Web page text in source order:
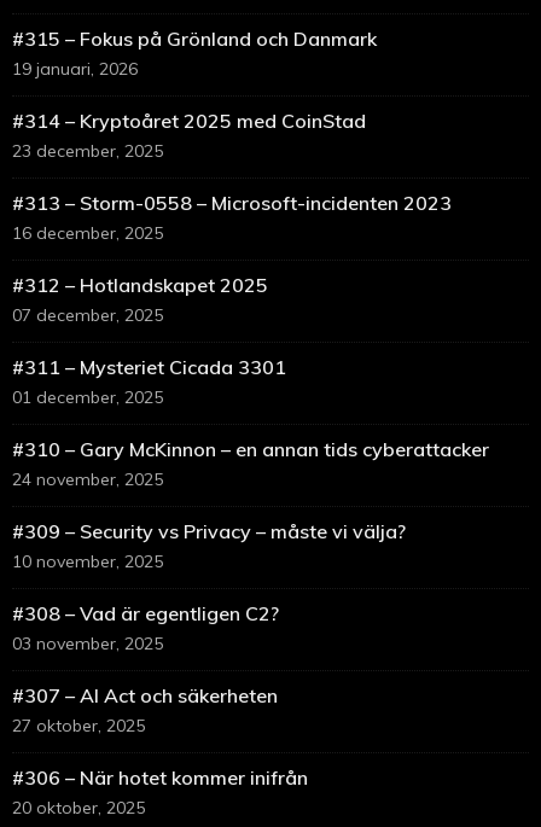
#315 – Fokus på Grönland och Danmark
19 januari, 2026
#314 – Kryptoåret 2025 med CoinStad
23 december, 2025
#313 – Storm-0558 – Microsoft-incidenten 2023
16 december, 2025
#312 – Hotlandskapet 2025
07 december, 2025
#311 – Mysteriet Cicada 3301
01 december, 2025
#310 – Gary McKinnon – en annan tids cyberattacker
24 november, 2025
#309 – Security vs Privacy – måste vi välja?
10 november, 2025
#308 – Vad är egentligen C2?
03 november, 2025
#307 – AI Act och säkerheten
27 oktober, 2025
#306 – När hotet kommer inifrån
20 oktober, 2025